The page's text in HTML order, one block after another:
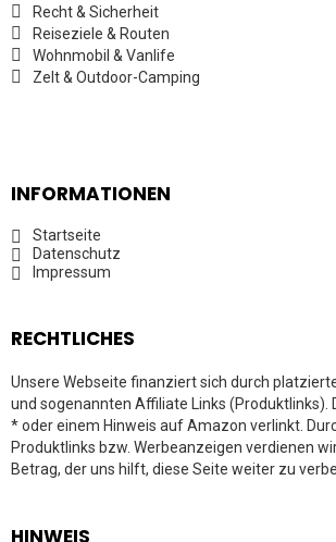
Recht & Sicherheit
Reiseziele & Routen
Wohnmobil & Vanlife
Zelt & Outdoor-Camping
INFORMATIONEN
Startseite
Datenschutz
Impressum
RECHTLICHES
Unsere Webseite finanziert sich durch
und sogenannten Affiliate Links (Produktlinks).
* oder einem Hinweis auf Amazon verlinkt.
Produktlinks bzw. Werbeanzeigen verdienen
Betrag, der uns hilft, diese Seite weiter zu
HINWEIS